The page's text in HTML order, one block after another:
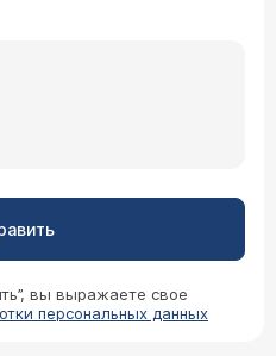
вы выражаете свое
персональных данных